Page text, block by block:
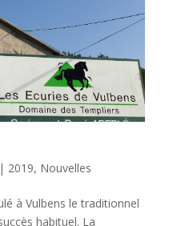
| 2019, Nouvelles
à Vulbens le traditionnel
habituel. La